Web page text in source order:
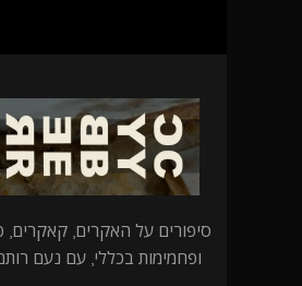
סיפורים על האקרים, קאקרים,
ופחמימות בכללי, עם נעם